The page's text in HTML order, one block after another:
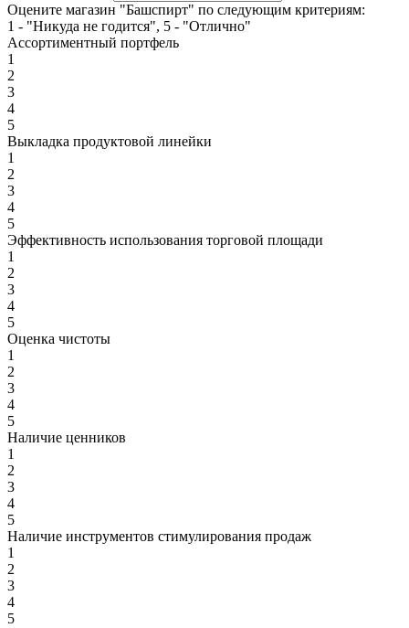
Оцените магазин "Башспирт" по следующим критериям:
1 - "Никуда не годится", 5 - "Отлично"
Ассортиментный портфель
1
2
3
4
5
Выкладка продуктовой линейки
1
2
3
4
5
Эффективность использования торговой площади
1
2
3
4
5
Оценка чистоты
1
2
3
4
5
Наличие ценников
1
2
3
4
5
Наличие инструментов стимулирования продаж
1
2
3
4
5